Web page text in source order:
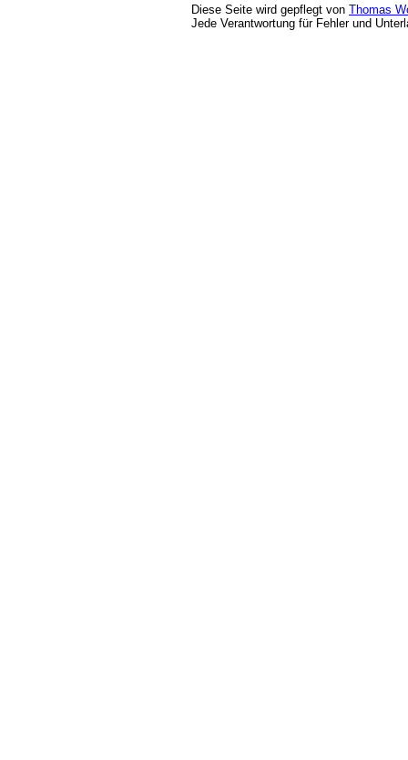
Diese Seite wird gepflegt von Thomas
Jede Verantwortung für Fehler und